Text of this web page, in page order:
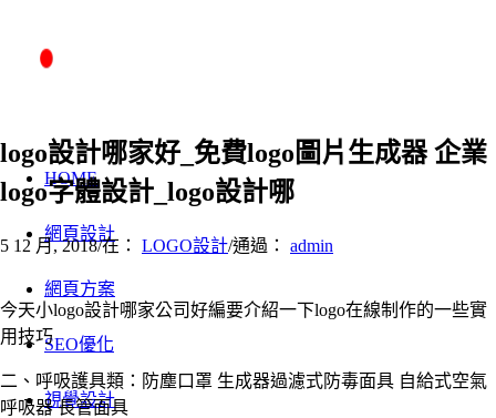
HOME
網頁設計
網頁方案
SEO優化
視覺設計
logo設計哪家好_免費logo圖片生成器 企業
logo字體設計_logo設計哪
5 12 月, 2018/在： LOGO設計/通過： admin
今天小logo設計哪家公司好編要介紹一下logo在線制作的一些實
用技巧
二、呼吸護具類：防塵口罩 生成器過濾式防毒面具 自給式空氣
呼吸器 長管面具